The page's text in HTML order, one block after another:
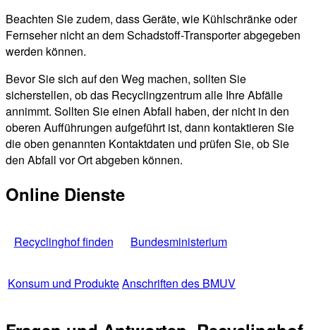
Beachten Sie zudem, dass Geräte, wie Kühlschränke oder
Fernseher nicht an dem Schadstoff-Transporter abgegeben
werden können.
Bevor Sie sich auf den Weg machen, sollten Sie
sicherstellen, ob das Recyclingzentrum alle Ihre Abfälle
annimmt. Sollten Sie einen Abfall haben, der nicht in den
oberen Aufführungen aufgeführt ist, dann kontaktieren Sie
die oben genannten Kontaktdaten und prüfen Sie, ob Sie
den Abfall vor Ort abgeben können.
Online Dienste
Recyclinghof finden Bundesministerium
Konsum und ProdukteAnschriften des BMUV